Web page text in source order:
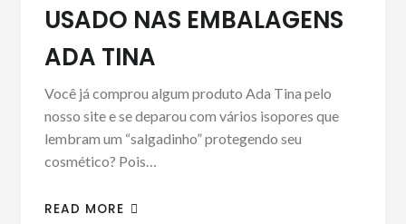
USADO NAS EMBALAGENS
ADA TINA
Você já comprou algum produto Ada Tina pelo
nosso site e se deparou com vários isopores que
lembram um “salgadinho” protegendo seu
cosmético? Pois…
READ MORE